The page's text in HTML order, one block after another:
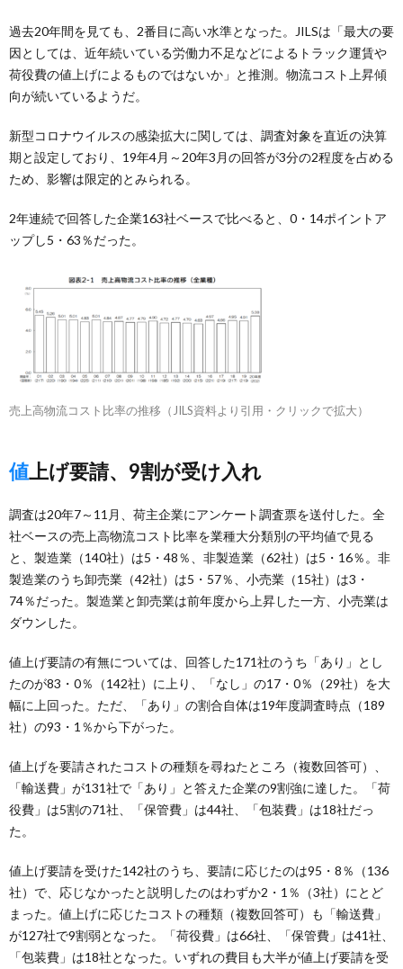
過去20年間を見ても、2番目に高い水準となった。JILSは「最大の要
因としては、近年続いている労働力不足などによるトラック運賃や
荷役費の値上げによるものではないか」と推測。物流コスト上昇傾
向が続いているようだ。
新型コロナウイルスの感染拡大に関しては、調査対象を直近の決算
期と設定しており、19年4月～20年3月の回答が3分の2程度を占める
ため、影響は限定的とみられる。
2年連続で回答した企業163社ベースで比べると、0・14ポイントア
ップし5・63％だった。
売上高物流コスト比率の推移（JILS資料より引用・クリックで拡大）
値上げ要請、9割が受け入れ
調査は20年7～11月、荷主企業にアンケート調査票を送付した。全
社ベースの売上高物流コスト比率を業種大分類別の平均値で見る
と、製造業（140社）は5・48％、非製造業（62社）は5・16％。非
製造業のうち卸売業（42社）は5・57％、小売業（15社）は3・
74％だった。製造業と卸売業は前年度から上昇した一方、小売業は
ダウンした。
値上げ要請の有無については、回答した171社のうち「あり」とし
たのが83・0％（142社）に上り、「なし」の17・0％（29社）を大
幅に上回った。ただ、「あり」の割合自体は19年度調査時点（189
社）の93・1％から下がった。
値上げを要請されたコストの種類を尋ねたところ（複数回答可）、
「輸送費」が131社で「あり」と答えた企業の9割強に達した。「荷
役費」は5割の71社、「保管費」は44社、「包装費」は18社だっ
た。
値上げ要請を受けた142社のうち、要請に応じたのは95・8％（136
社）で、応じなかったと説明したのはわずか2・1％（3社）にとど
まった。値上げに応じたコストの種類（複数回答可）も「輸送費」
が127社で9割弱となった。「荷役費」は66社、「保管費」は41社、
「包装費」は18社となった。いずれの費目も大半が値上げ要請を受